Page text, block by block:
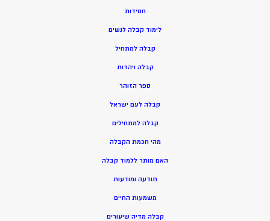
חסידות
לימוד קבלה לנשים
קבלה למתחיל
קבלה ויהדות
ספר הזוהר
קבלה לעם ישראל
קבלה למתחילים
מהי חכמת הקבלה
האם מותר ללמוד קבלה
תודעה ומודעות
משמעות החיים
קבלה מדיה שיעורים